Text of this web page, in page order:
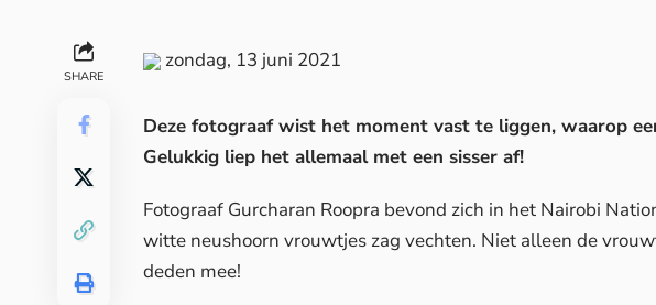
SHARE
zondag, 13 juni 2021
Deze fotograaf wist het moment vast te liggen, waarop
Gelukkig liep het allemaal met een sisser af!
Fotograaf Gurcharan Roopra bevond zich in het Nairobi
witte neushoorn vrouwtjes zag vechten. Niet alleen de
deden mee!